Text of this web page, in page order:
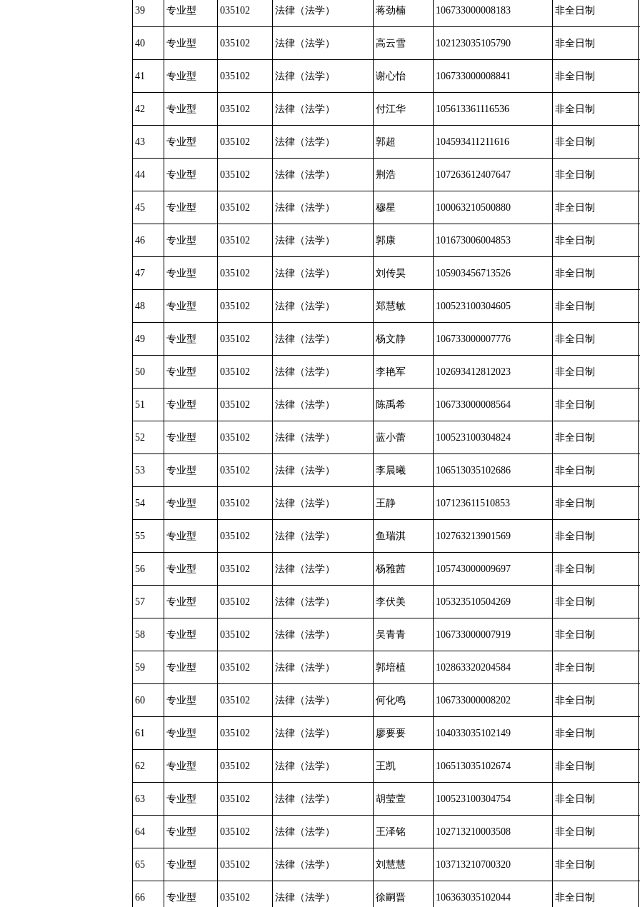
39 专业型 035102 法律（法学） 蒋劲楠 106733000008183 非全日制
40 专业型 035102 法律（法学） 高云雪 102123035105790 非全日制
41 专业型 035102 法律（法学） 谢心怡 106733000008841 非全日制
42 专业型 035102 法律（法学） 付江华 105613361116536 非全日制
43 专业型 035102 法律（法学） 郭超 104593411211616 非全日制
44 专业型 035102 法律（法学） 荆浩 107263612407647 非全日制
45 专业型 035102 法律（法学） 穆星 100063210500880 非全日制
46 专业型 035102 法律（法学） 郭康 101673006004853 非全日制
47 专业型 035102 法律（法学） 刘传昊 105903456713526 非全日制
48 专业型 035102 法律（法学） 郑慧敏 100523100304605 非全日制
49 专业型 035102 法律（法学） 杨文静 106733000007776 非全日制
50 专业型 035102 法律（法学） 李艳军 102693412812023 非全日制
51 专业型 035102 法律（法学） 陈禹希 106733000008564 非全日制
52 专业型 035102 法律（法学） 蓝小蕾 100523100304824 非全日制
53 专业型 035102 法律（法学） 李晨曦 106513035102686 非全日制
54 专业型 035102 法律（法学） 王静 107123611510853 非全日制
55 专业型 035102 法律（法学） 鱼瑞淇 102763213901569 非全日制
56 专业型 035102 法律（法学） 杨雅茜 105743000009697 非全日制
57 专业型 035102 法律（法学） 李伏美 105323510504269 非全日制
58 专业型 035102 法律（法学） 吴青青 106733000007919 非全日制
59 专业型 035102 法律（法学） 郭培植 102863320204584 非全日制
60 专业型 035102 法律（法学） 何化鸣 106733000008202 非全日制
61 专业型 035102 法律（法学） 廖要要 104033035102149 非全日制
62 专业型 035102 法律（法学） 王凯 106513035102674 非全日制
63 专业型 035102 法律（法学） 胡莹萱 100523100304754 非全日制
64 专业型 035102 法律（法学） 王泽铭 102713210003508 非全日制
65 专业型 035102 法律（法学） 刘慧慧 103713210700320 非全日制
66 专业型 035102 法律（法学） 徐嗣晋 106363035102044 非全日制